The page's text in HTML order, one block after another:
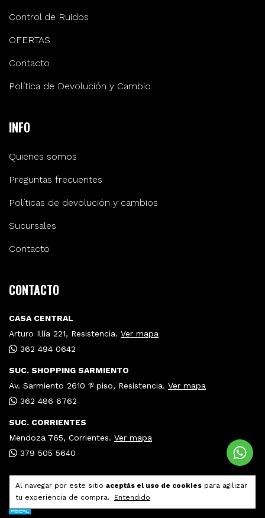
Al navegar por este sitio aceptás el uso de cookies para agilizar
tu experiencia de compra.
Entendido
Control de Ruidos
OFERTAS
Contacto
Política de Devolución y Cambio
INFO
Quienes somos
Preguntas frecuentes
Políticas de devolución y cambios
Sucursales
Contacto
CONTACTO
CASA CENTRAL
Arturo Illía 221, Resistencia. Ver mapa
362 494 0642
SUC. SHOPPING SARMIENTO
Av. Sarmiento 2610 1º piso, Resistencia. Ver mapa
362 486 6762
SUC. CORRIENTES
Mendoza 765, Corrientes. Ver mapa
379 505 5640